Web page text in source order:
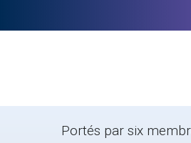
Portés par six